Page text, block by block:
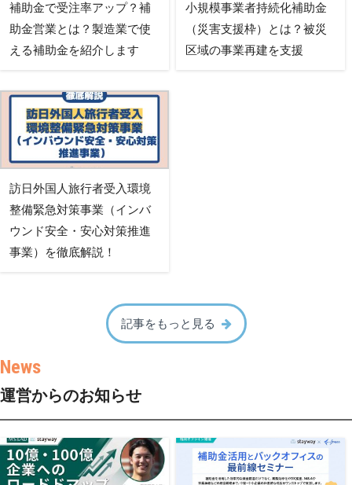
補助金で受注率アップ？補
助金営業とは？製造業で使
える補助金を紹介します
小規模事業者持続化補助金
（災害支援枠）とは？被災
区域の事業再建を支援
訪日外国人旅行者受入環境
整備緊急対策事業（インバ
ウンド安全・安心対策推進
事業）を徹底解説！
記事をもっと見る
運営からのお知らせ